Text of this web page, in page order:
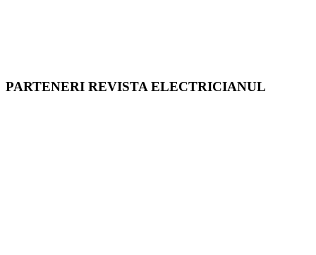
PARTENERI REVISTA ELECTRICIANUL